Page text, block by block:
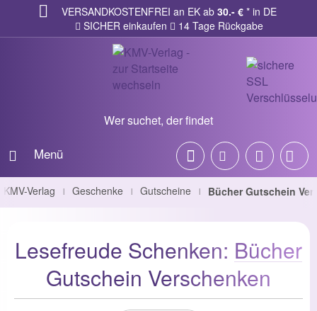
VERSANDKOSTENFREI an EK ab 30.- € * in DE
SICHER einkaufen
14 Tage Rückgabe
Wer suchet, der findet
Menü
KMV-Verlag | Geschenke | Gutscheine | Bücher Gutschein
Lesefreude Schenken: Bücher
Gutschein Verschenken